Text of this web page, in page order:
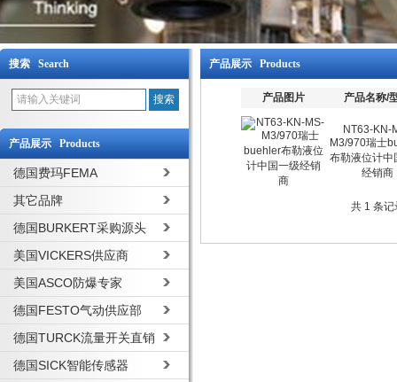
搜索 Search
产品展示 Products
德国费玛FEMA
其它品牌
德国BURKERT采购源头
美国VICKERS供应商
美国ASCO防爆专家
德国FESTO气动供应部
德国TURCK流量开关直销
德国SICK智能传感器
产品展示 Products
产品图片 产品名称/
NT63-KN-
M3/970瑞士
布勒液位计中
经销商
共 1 条